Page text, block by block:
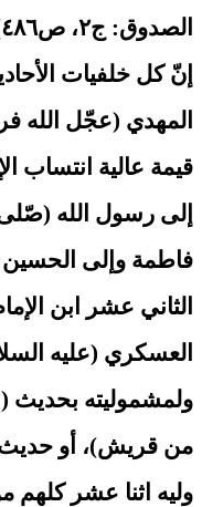
الصدوق: ج٢، ص٤٨٦).
إنّ كل خلفيات
المهدي (عجّل الله
قيمة عالية انتساب
إلى رسول الله
فاطمة وإلى الحسين
الثاني عشر ابن
العسكري (عليه
ولمشموليته بحديث
من قريش)، أو حديث
وليه اثنا عشر